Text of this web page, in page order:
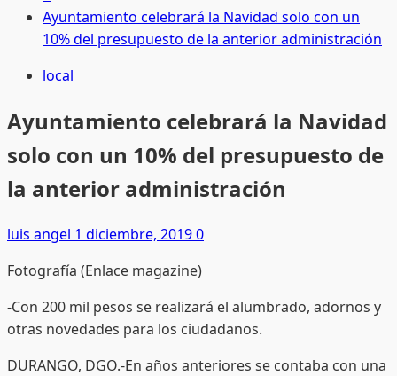
Ayuntamiento celebrará la Navidad solo con un
10% del presupuesto de la anterior administración
local
Ayuntamiento celebrará la Navidad
solo con un 10% del presupuesto de
la anterior administración
luis angel 1 diciembre, 20190
Fotografía (Enlace magazine)
-Con 200 mil pesos se realizará el alumbrado, adornos y
otras novedades para los ciudadanos.
DURANGO, DGO.-En años anteriores se contaba con una